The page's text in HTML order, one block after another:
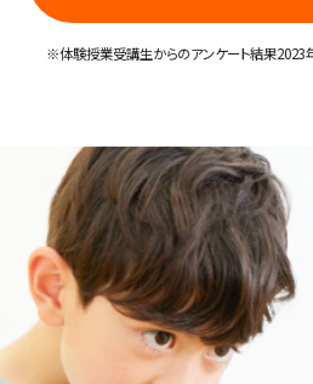
※体験授業受講生からのアンケート結果